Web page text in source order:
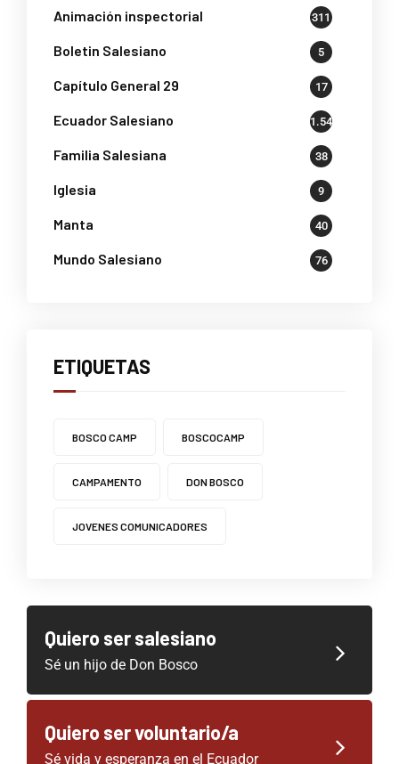
Animación inspectorial 311
Boletin Salesiano 5
Capítulo General 29 17
Ecuador Salesiano 1.541
Familia Salesiana 38
Iglesia 9
Manta 40
Mundo Salesiano 76
ETIQUETAS
BOSCO CAMP BOSCOCAMP
CAMPAMENTO DON BOSCO
JOVENES COMUNICADORES
Quiero ser salesiano
Sé un hijo de Don Bosco
Quiero ser voluntario/a
Sé vida y esperanza en el Ecuador